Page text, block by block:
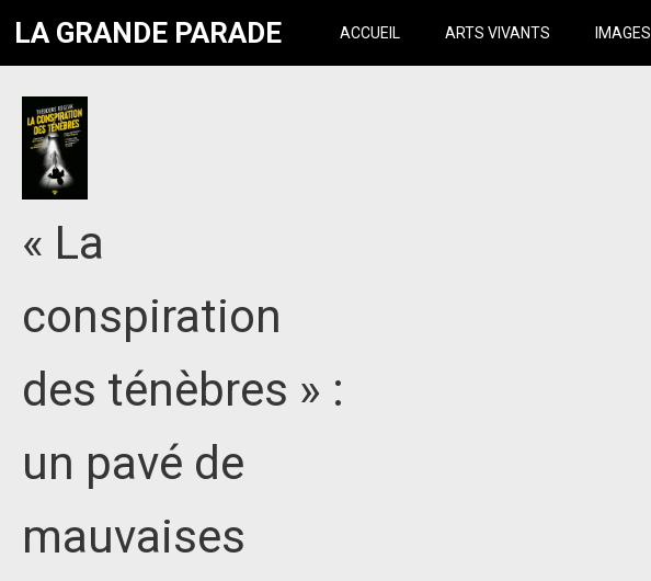
LA GRANDE PARADE ACCUEIL ARTS VIVANTS IMAGES
« La
conspiration
des ténèbres » :
un pavé de
mauvaises